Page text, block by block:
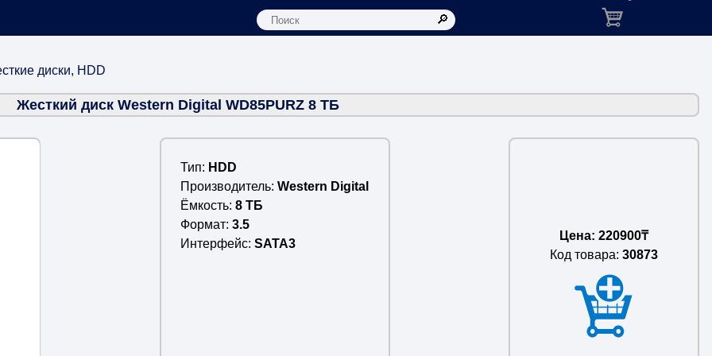
Корзина: товаров в
диски, HDD
Жесткий диск Western Digital WD85PURZ 8 ТБ
Тип
HDD
Производитель Western Digital
Ёмкость 8 ТБ
Формат 3.5
Интерфейс SATA3
Цена: 220900₸
Код товара: 30873